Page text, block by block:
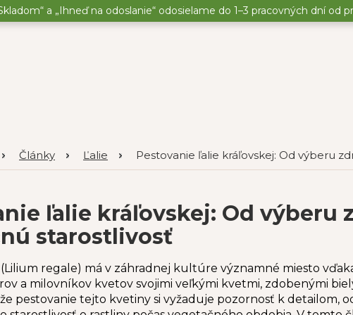
a „Ihneď na odoslanie“ odosielame do 1–3 pracovných dní od
Články Ľalie Pestovanie ľalie kráľovskej: Od výberu
ľalie kráľovskej: Od výberu
starostlivosť
(Lilium regale) má v záhradnej kultúre významné miesto
a milovníkov kvetov svojimi veľkými kvetmi, zdobenými
pestovanie tejto kvetiny si vyžaduje pozornosť k detailom,